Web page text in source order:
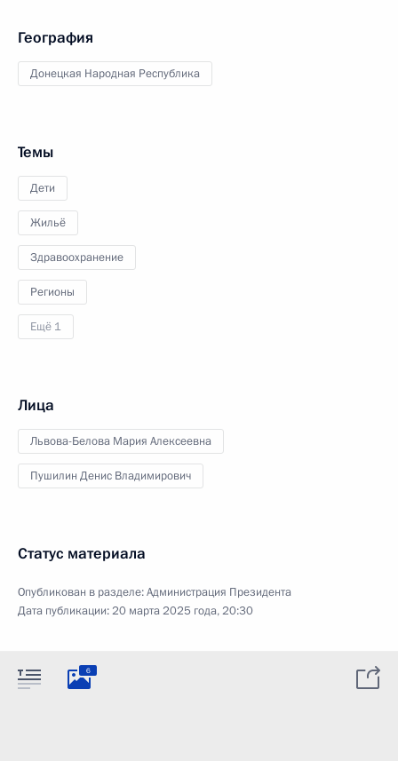
География
Донецкая Народная Республика
Темы
Дети
Жильё
Здравоохранение
Регионы
Ещё 1
Лица
Львова-Белова Мария Алексеевна
Пушилин Денис Владимирович
Статус материала
Опубликован в разделе:Администрация Президента
Дата публикации:20 марта 2025 года, 20:30
6